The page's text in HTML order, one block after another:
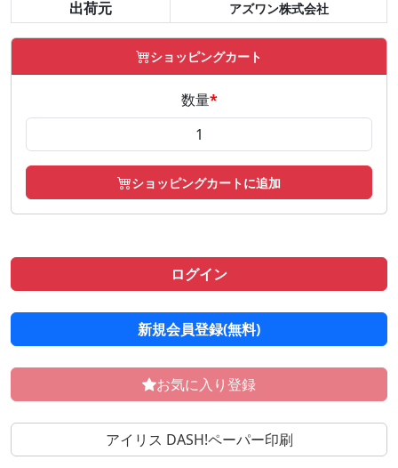
出荷元 アズワン株式会社
ショッピングカート
数量*
ショッピングカートに追加
ログイン
新規会員登録(無料)
お気に入り登録
アイリス DASH!ペーパー印刷